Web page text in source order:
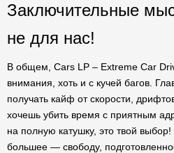
Заключительные
не для нас!
В общем, Cars LP – Extreme Car
внимания, хоть и с кучей багов.
получать кайф от скорости,
хочешь убить время с приятным
на полную катушку, это твой
большее — свободу,